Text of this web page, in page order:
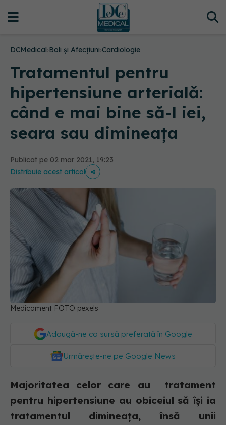
DCMedical›Boli și Afecțiuni›Cardiologie
Tratamentul pentru
hipertensiune arterială:
când e mai bine să-l iei,
seara sau dimineața
Publicat pe 02 mar 2021, 19:23
Distribuie acest articol
Medicament FOTO pexels
Adaugă-ne ca sursă preferată în Google
Urmărește-ne pe Google News
Majoritatea celor care au tratament
pentru hipertensiune au obiceiul să își ia
tratamentul dimineața, însă unii